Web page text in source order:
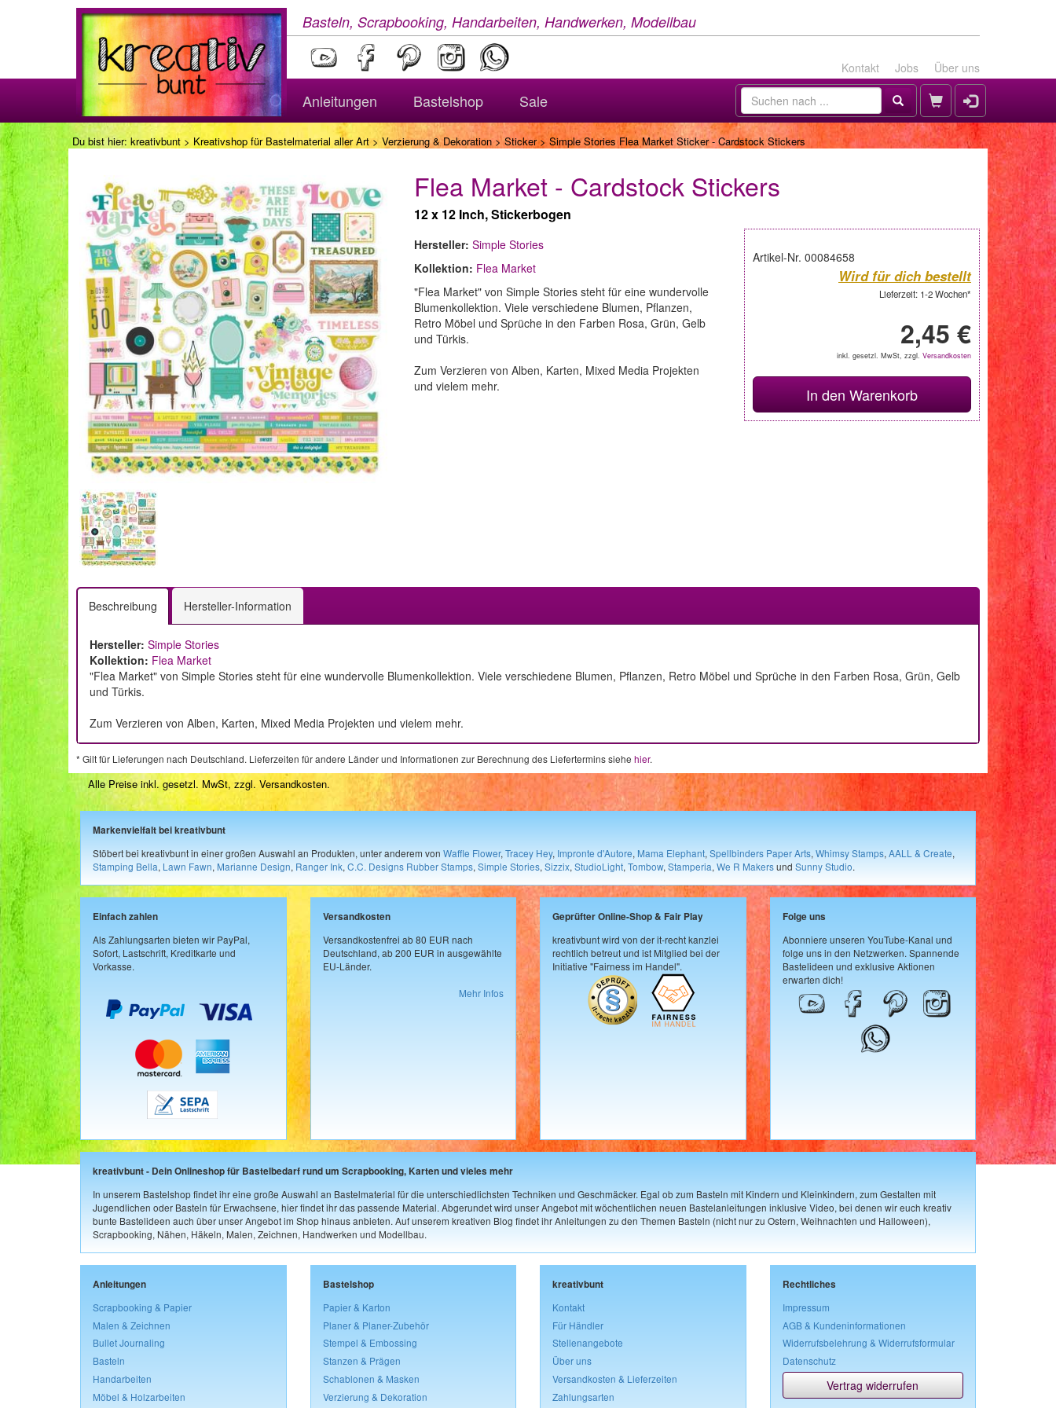
Basteln, Scrapbooking, Handarbeiten, Handwerken, Modellbau
Kontakt Jobs Über uns
Anleitungen Bastelshop Sale
Du bist hier: kreativbunt > Kreativshop für Bastelmaterial aller Art> Verzierung & Dekoration>Sticker> Simple Stories Flea Market Sticker - Cardstock Stickers
Flea Market - Cardstock Stickers
12 x 12 Inch, Stickerbogen
Artikel-Nr. 00084658
Wird für dich bestellt
Lieferzeit: 1-2 Wochen*
2,45 €
inkl. gesetzl. MwSt, zzgl. Versandkosten
In den Warenkorb
Hersteller: Simple Stories
Kollektion: Flea Market
"Flea Market" von Simple Stories steht für eine wundervolle
Blumenkollektion. Viele verschiedene Blumen, Pflanzen,
Retro Möbel und Sprüche in den Farben Rosa, Grün, Gelb
und Türkis.
Zum Verzieren von Alben, Karten, Mixed Media Projekten
und vielem mehr.
Beschreibung Hersteller-Information
Hersteller: Simple Stories
Kollektion: Flea Market
"Flea Market" von Simple Stories steht für eine wundervolle Blumenkollektion. Viele verschiedene Blumen, Pflanzen, Retro Möbel und Sprüche in den Farben Rosa, Grün, Gelb
und Türkis.
Zum Verzieren von Alben, Karten, Mixed Media Projekten und vielem mehr.
* Gilt für Lieferungen nach Deutschland. Lieferzeiten für andere Länder und Informationen zur Berechnung des Liefertermins siehe hier.
Alle Preise inkl. gesetzl. MwSt, zzgl. Versandkosten.
Markenvielfalt bei kreativbunt
Stöbert bei kreativbunt in einer großen Auswahl an Produkten, unter anderem von Waffle Flower, Tracey Hey, Impronte d'Autore, Mama Elephant, Spellbinders Paper Arts, Whimsy Stamps, AALL & Create,
Stamping Bella, Lawn Fawn, Marianne Design, Ranger Ink, C.C. Designs Rubber Stamps, Simple Stories, Sizzix, StudioLight, Tombow, Stamperia, We R Makersund Sunny Studio.
Einfach zahlen
Als Zahlungsarten bieten wir PayPal,
Sofort, Lastschrift, Kreditkarte und
Vorkasse.
Versandkosten
Versandkostenfrei ab 80 EUR nach
Deutschland, ab 200 EUR in ausgewählte
EU-Länder.
Mehr Infos
Geprüfter Online-Shop & Fair Play
kreativbunt wird von der it-recht kanzlei
rechtlich betreut und ist Mitglied bei der
Initiative "Fairness im Handel".
Folge uns
Abonniere unseren YouTube-Kanal und
folge uns in den Netzwerken. Spannende
Bastelideen und exklusive Aktionen
erwarten dich!
kreativbunt - Dein Onlineshop für Bastelbedarf rund um Scrapbooking, Karten und vieles mehr
In unserem Bastelshop findet ihr eine große Auswahl an Bastelmaterial für die unterschiedlichsten Techniken und Geschmäcker. Egal ob zum Basteln mit Kindern und Kleinkindern, zum Gestalten mit
Jugendlichen oder Basteln für Erwachsene, hier findet ihr das passende Material. Abgerundet wird unser Angebot mit wöchentlichen neuen Bastelanleitungen inklusive Video, bei denen wir euch kreativ
bunte Bastelideen auch über unser Angebot im Shop hinaus anbieten. Auf unserem kreativen Blog findet ihr Anleitungen zu den Themen Basteln (nicht nur zu Ostern, Weihnachten und Halloween),
Scrapbooking, Nähen, Häkeln, Malen, Zeichnen, Handwerken und Modellbau.
Anleitungen
Scrapbooking & Papier
Malen & Zeichnen
Bullet Journaling
Basteln
Handarbeiten
Möbel & Holzarbeiten
Bastelshop
Papier & Karton
Planer & Planer-Zubehör
Stempel & Embossing
Stanzen & Prägen
Schablonen & Masken
Verzierung & Dekoration
kreativbunt
Kontakt
Für Händler
Stellenangebote
Über uns
Versandkosten & Lieferzeiten
Zahlungsarten
Rechtliches
Impressum
AGB & Kundeninformationen
Widerrufsbelehrung & Widerrufsformular
Datenschutz
Vertrag widerrufen